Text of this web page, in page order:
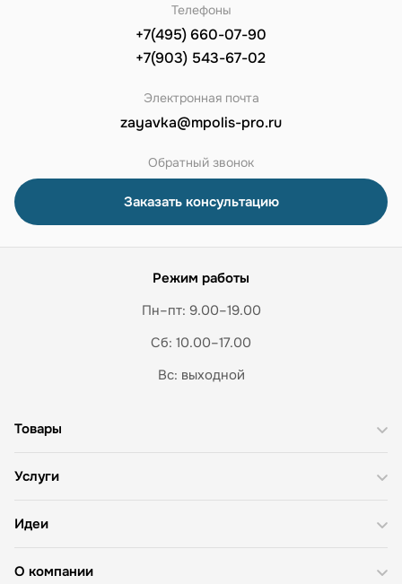
Телефоны
+7(495) 660-07-90
+7(903) 543-67-02
Электронная почта
zayavka@mpolis-pro.ru
Обратный звонок
Заказать консультацию
Режим работы
Пн–пт: 9.00–19.00
Сб: 10.00–17.00
Вс: выходной
О компании
Товары
Услуги
Идеи